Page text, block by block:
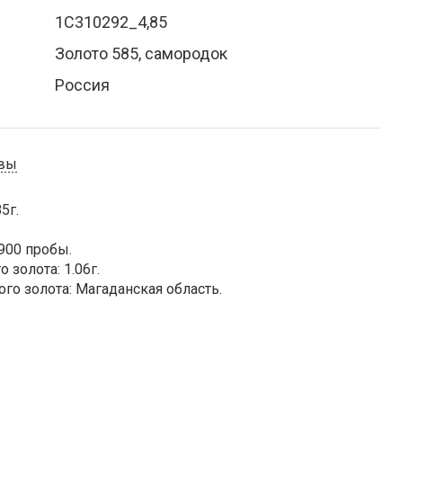
1С310292_4,85
Золото 585, самородок
Россия
пробы.
золота: 1.06г.
золота: Магаданская область.